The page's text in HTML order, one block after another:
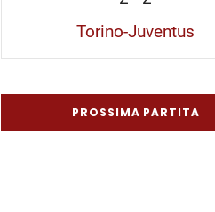
Torino-Juventus
PROSSIMA PARTITA